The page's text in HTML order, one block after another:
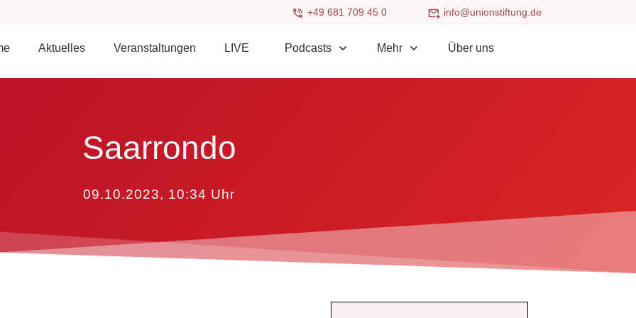
+49 681 709 45 0 info@unionstiftung.de
Aktuelles Veranstaltungen LIVE Podcasts Mehr Über uns
Saarrondo
09.10.2023, 10:34 Uhr